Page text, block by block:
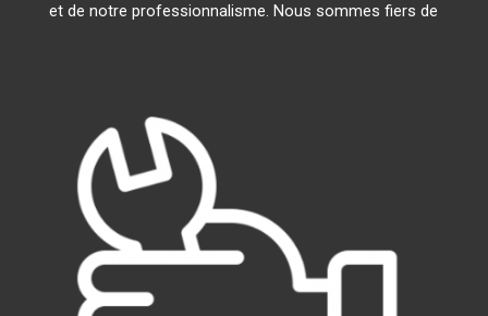
et de notre professionnalisme. Nous sommes fiers de